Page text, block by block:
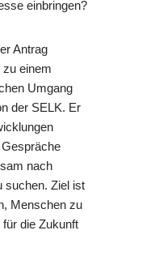
einbringen?
Antrag
einem
Umgang
der SELK. Er
nach
suchen. Ziel ist
Menschen zu
die Zukunft